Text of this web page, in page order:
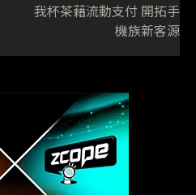
我杯茶藉流動支付 開拓手
機族新客源